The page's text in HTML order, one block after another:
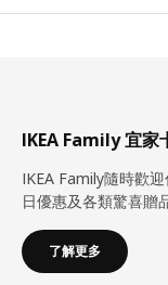
IKEA Family 宜家
IKEA Family隨時歡
日優惠及各類驚喜贈
了解更多